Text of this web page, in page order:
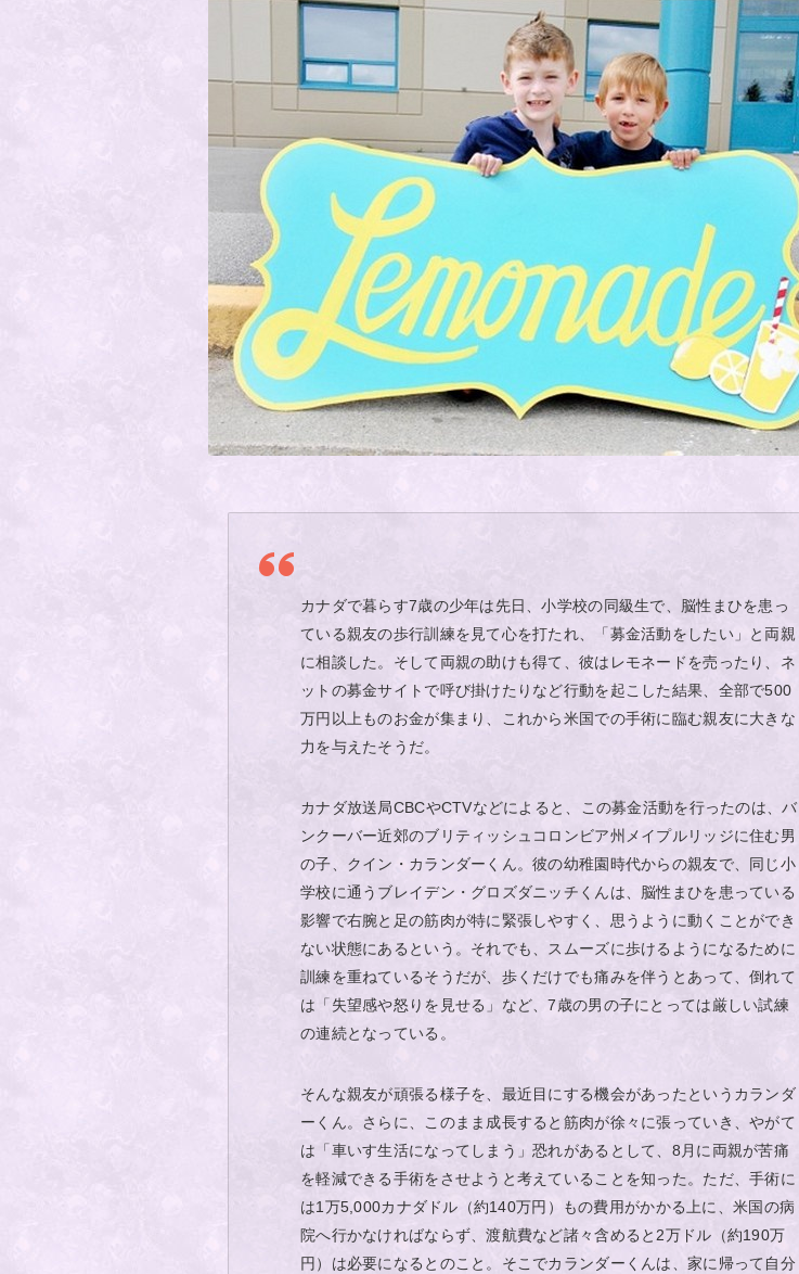
カナダで暮らす7歳の少年は先日、小学校の同級生で、脳性まひを患っ
ている親友の歩行訓練を見て心を打たれ、「募金活動をしたい」と両親
に相談した。そして両親の助けも得て、彼はレモネードを売ったり、ネ
ットの募金サイトで呼び掛けたりなど行動を起こした結果、全部で500
万円以上ものお金が集まり、これから米国での手術に臨む親友に大きな
力を与えたそうだ。
カナダ放送局CBCやCTVなどによると、この募金活動を行ったのは、バ
ンクーバー近郊のブリティッシュコロンビア州メイプルリッジに住む男
の子、クイン・カランダーくん。彼の幼稚園時代からの親友で、同じ小
学校に通うブレイデン・グロズダニッチくんは、脳性まひを患っている
影響で右腕と足の筋肉が特に緊張しやすく、思うように動くことができ
ない状態にあるという。それでも、スムーズに歩けるようになるために
訓練を重ねているそうだが、歩くだけでも痛みを伴うとあって、倒れて
は「失望感や怒りを見せる」など、7歳の男の子にとっては厳しい試練
の連続となっている。
そんな親友が頑張る様子を、最近目にする機会があったというカランダ
ーくん。さらに、このまま成長すると筋肉が徐々に張っていき、やがて
は「車いす生活になってしまう」恐れがあるとして、8月に両親が苦痛
を軽減できる手術をさせようと考えていることを知った。ただ、手術に
は1万5,000カナダドル（約140万円）もの費用がかかる上に、米国の病
院へ行かなければならず、渡航費など諸々含めると2万ドル（約190万
円）は必要になるとのこと。そこでカランダーくんは、家に帰って自分